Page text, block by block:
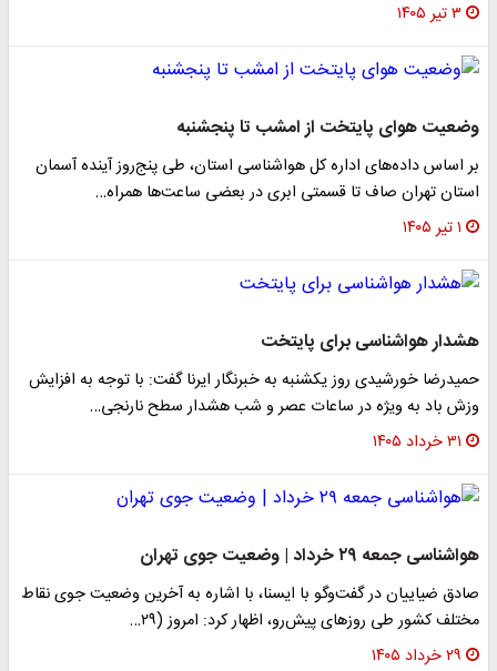
۳ تیر ۱۴۰۵
وضعیت هوای پایتخت از امشب تا پنجشنبه
بر اساس داده‌های اداره کل هواشناسی استان، طی پنج‌روز آینده آسمان
استان تهران صاف تا قسمتی ابری در بعضی ساعت‌ها همراه…
۱ تیر ۱۴۰۵
هشدار هواشناسی برای پایتخت
حمیدرضا خورشیدی روز یکشنبه به خبرنگار ایرنا گفت: با توجه به افزایش
وزش باد به ویژه در ساعات عصر و شب هشدار سطح نارنجی…
۳۱ خرداد ۱۴۰۵
هواشناسی جمعه ۲۹ خرداد | وضعیت جوی تهران
صادق ضیاییان در گفت‌وگو با ایسنا، با اشاره به آخرین وضعیت جوی نقاط
مختلف کشور طی روزهای پیش‌رو، اظهار کرد: امروز (۲۹…
۲۹ خرداد ۱۴۰۵